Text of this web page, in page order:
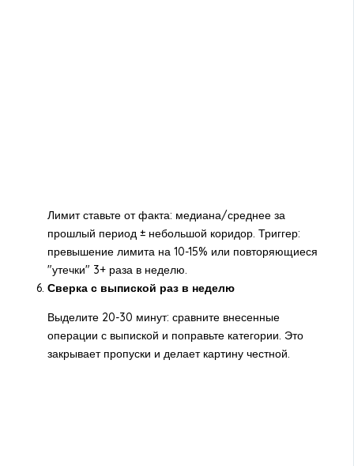
Лимит ставьте от факта: медиана/среднее за
прошлый период ± небольшой коридор. Триггер:
превышение лимита на 10-15% или повторяющиеся
"утечки" 3+ раза в неделю.
Сверка с выпиской раз в неделю
Выделите 20-30 минут: сравните внесенные
операции с выпиской и поправьте категории. Это
закрывает пропуски и делает картину честной.